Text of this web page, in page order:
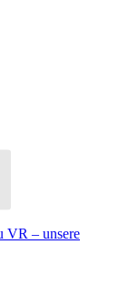
VR – unsere